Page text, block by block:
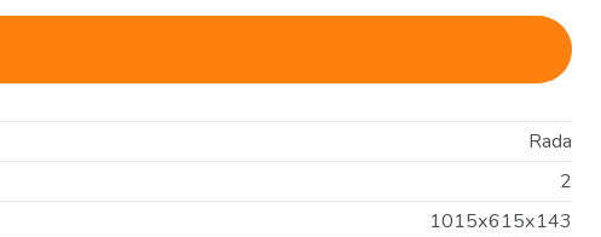
Rada
2
1015х615х143